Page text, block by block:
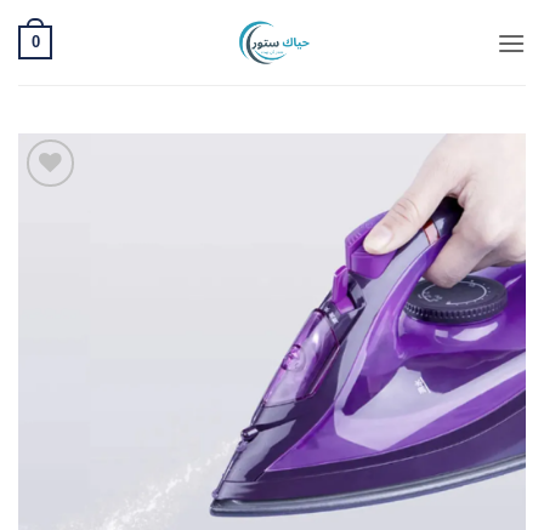
للمحتوى
0